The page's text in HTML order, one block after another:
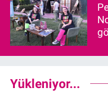
Yükleniyor...